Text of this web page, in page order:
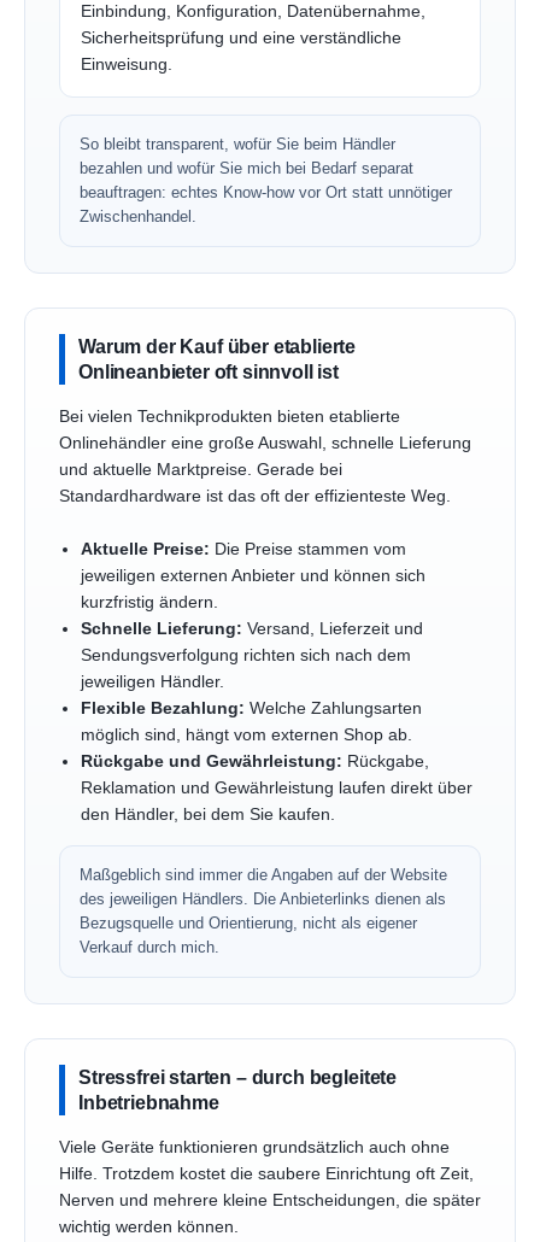
Einbindung, Konfiguration, Datenübernahme,
Sicherheitsprüfung und eine verständliche
Einweisung.
So bleibt transparent, wofür Sie beim Händler
bezahlen und wofür Sie mich bei Bedarf separat
beauftragen: echtes Know-how vor Ort statt unnötiger
Zwischenhandel.
Warum der Kauf über etablierte
Onlineanbieter oft sinnvoll ist
Bei vielen Technikprodukten bieten etablierte
Onlinehändler eine große Auswahl, schnelle Lieferung
und aktuelle Marktpreise. Gerade bei
Standardhardware ist das oft der effizienteste Weg.
Aktuelle Preise: Die Preise stammen vom
jeweiligen externen Anbieter und können sich
kurzfristig ändern.
Schnelle Lieferung: Versand, Lieferzeit und
Sendungsverfolgung richten sich nach dem
jeweiligen Händler.
Flexible Bezahlung: Welche Zahlungsarten
möglich sind, hängt vom externen Shop ab.
Rückgabe und Gewährleistung: Rückgabe,
Reklamation und Gewährleistung laufen direkt über
den Händler, bei dem Sie kaufen.
Maßgeblich sind immer die Angaben auf der Website
des jeweiligen Händlers. Die Anbieterlinks dienen als
Bezugsquelle und Orientierung, nicht als eigener
Verkauf durch mich.
Stressfrei starten – durch begleitete
Inbetriebnahme
Viele Geräte funktionieren grundsätzlich auch ohne
Hilfe. Trotzdem kostet die saubere Einrichtung oft Zeit,
Nerven und mehrere kleine Entscheidungen, die später
wichtig werden können.